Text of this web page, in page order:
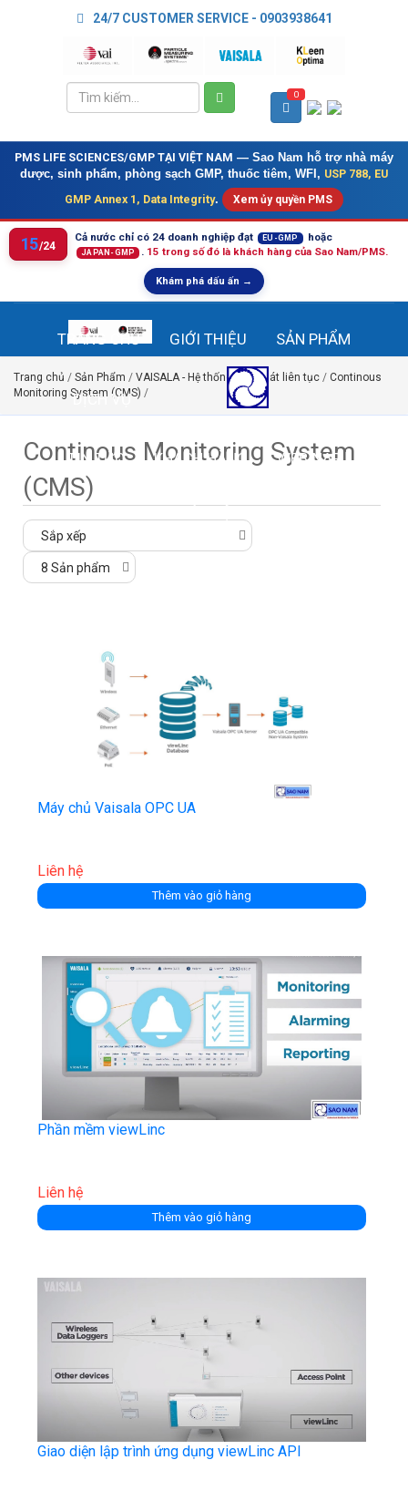
24/7 CUSTOMER SERVICE - 0903938641
0
PMS LIFE SCIENCES/GMP TẠI VIỆT NAM — Sao Nam hỗ trợ nhà máy
dược, sinh phẩm, phòng sạch GMP, thuốc tiêm, WFI, USP 788, EU
GMP Annex 1, Data Integrity. Xem ủy quyền PMS
15/24
Cả nước chỉ có 24 doanh nghiệp đạt EU-GMP hoặc
JAPAN-GMP . 15 trong số đó là khách hàng của Sao Nam/PMS.
Khám phá dấu ấn →
TRANG CHỦ GIỚI THIỆU SẢN PHẨM
DỊCH VỤ
TIN TỨC KHÁCH HÀNG WEBINAR
Trang chủ / Sản Phẩm / VAISALA - Hệ thống giám sát liên tục / Continous
Monitoring System (CMS) /
Continous Monitoring System
(CMS)
Máy chủ Vaisala OPC UA
Liên hệ
Thêm vào giỏ hàng
Phần mềm viewLinc
Liên hệ
Thêm vào giỏ hàng
Giao diện lập trình ứng dụng viewLinc​​​​​​​ API